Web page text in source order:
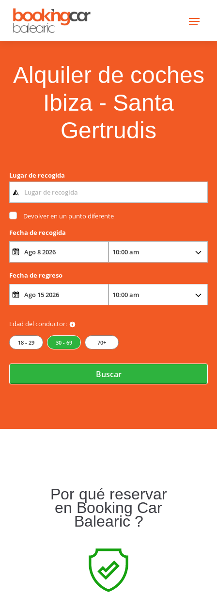
Alquiler de coches
Ibiza - Santa
Gertrudis
Lugar de recogida
Devolver en un punto diferente
Fecha de recogida
Fecha de regreso
Edad del conductor:
18 - 29 30 - 69 70+
Buscar
Por qué reservar
en Booking Car
Balearic ?